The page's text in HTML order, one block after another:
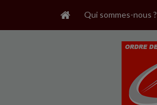
Qui sommes-nous ?